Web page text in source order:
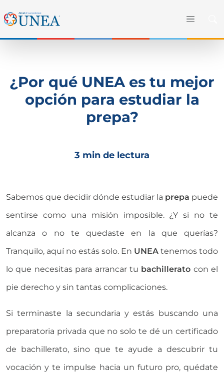
¿Por qué UNEA es tu mejor
opción para estudiar la
prepa?
3 min de lectura
Sabemos que decidir dónde estudiar la prepa puede
sentirse como una misión imposible. ¿Y si no te
alcanza o no te quedaste en la que querías?
Tranquilo, aquí no estás solo. En UNEA tenemos todo
lo que necesitas para arrancar tu bachillerato con el
pie derecho y sin tantas complicaciones.
Si terminaste la secundaria y estás buscando una
preparatoria privada que no solo te dé un certificado
de bachillerato, sino que te ayude a descubrir tu
vocación y te impulse hacia un futuro pro, quédate